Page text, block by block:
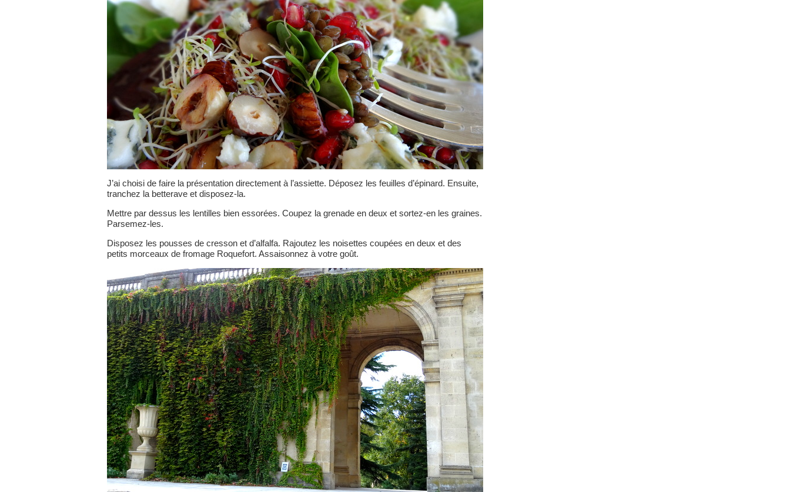
J’ai choisi de faire la présentation directement à l’assiette. Déposez les feuilles d’épinard. Ensuite,
tranchez la betterave et disposez-la.
Mettre par dessus les lentilles bien essorées. Coupez la grenade en deux et sortez-en les graines.
Parsemez-les.
Disposez les pousses de cresson et d’alfalfa. Rajoutez les noisettes coupées en deux et des
petits morceaux de fromage Roquefort. Assaisonnez à votre goût.